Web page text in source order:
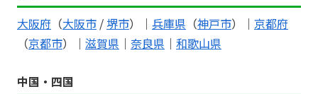
大阪府 （大阪市 / 堺市）｜ 兵庫県 （神戸市）｜ 京都府
（京都市）｜ 滋賀県 ｜ 奈良県 ｜ 和歌山県
中国・四国